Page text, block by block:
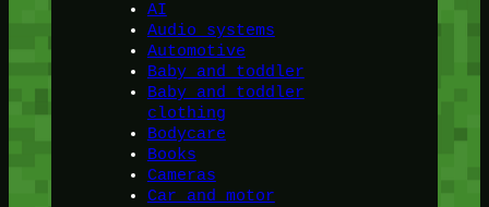
AI
Audio systems
Automotive
Baby and toddler
Baby and toddler
clothing
Bodycare
Books
Cameras
Car and motor